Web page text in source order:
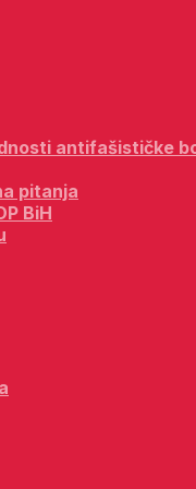
antifašističke
pitanja
BiH